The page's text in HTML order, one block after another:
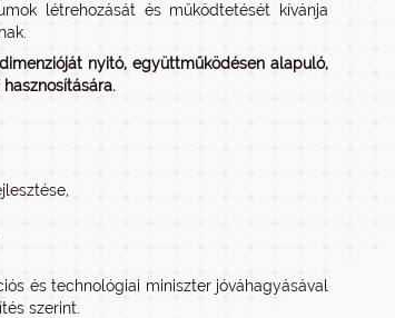
létrehozását és működtetését kívánja
nyitó, együttműködésen alapuló,
és technológiai miniszter jóváhagyásával
szerint.